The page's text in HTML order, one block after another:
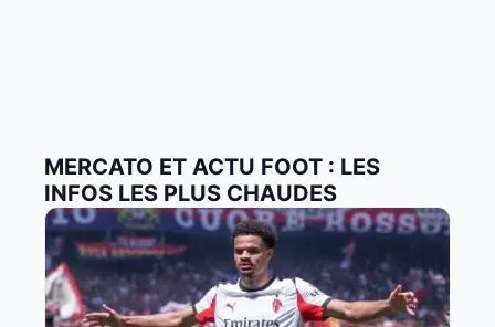
MERCATO ET ACTU FOOT : LES
INFOS LES PLUS CHAUDES